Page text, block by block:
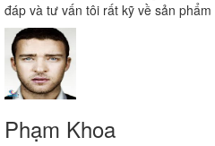
đáp và tư vấn tôi rất kỹ về sản phẩm
Phạm Khoa